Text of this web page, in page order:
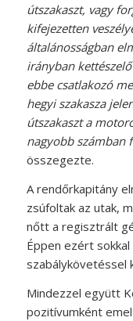
útszakaszt, vagy
kifejezetten
általánosságban
irányban
ebbe csatlakozó
hegyi szakasza
útszakaszt a
nagyobb számban
összegezte.
A rendőrkapitány
zsúfoltak az utak,
nőtt a regisztrált
Éppen ezért
szabálykövetéssel
Mindezzel együtt
pozitívumként